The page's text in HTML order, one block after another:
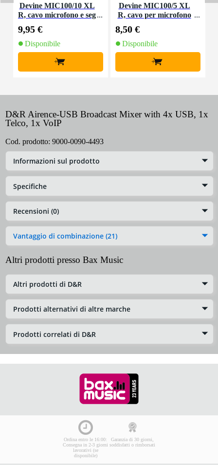
Devine MIC100/10 XL
R, cavo microfono e seg
9,95 €
Disponibile
+
Devine MIC100/5 XL
R, cavo per microfono
8,50 €
Disponibile
+
D&R Airence-USB Broadcast Mixer with 4x USB, 1x
Telco, 1x VoIP
Cod. prodotto: 9000-0090-4493
Informazioni sul prodotto
Specifiche
Recensioni (0)
Vantaggio di combinazione (21)
Altri prodotti presso Bax Music
Altri prodotti di D&R
Prodotti alternativi di altre marche
Prodotti correlati di D&R
Ordina entro le 16:00:
Consegna in 2-3 giorni
lavorativi (se
disponibile)
Garanzia di 30 giorni,
soddisfatti o rimborsati